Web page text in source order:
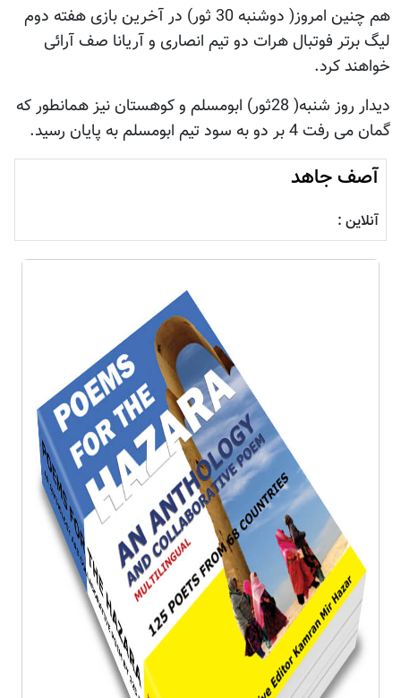
هم چنین امروز( دوشنبه 30 ثور) در آخرین بازی هفته دوم
لیگ برتر فوتبال هرات دو تیم انصاری و آریانا صف آرائی
خواهند کرد.
دیدار روز شنبه( 28ثور) ابومسلم و کوهستان نیز همانطور که
گمان می رفت 4 بر دو به سود تیم ابومسلم به پایان رسید.
آصف جاهد
آنلاین :